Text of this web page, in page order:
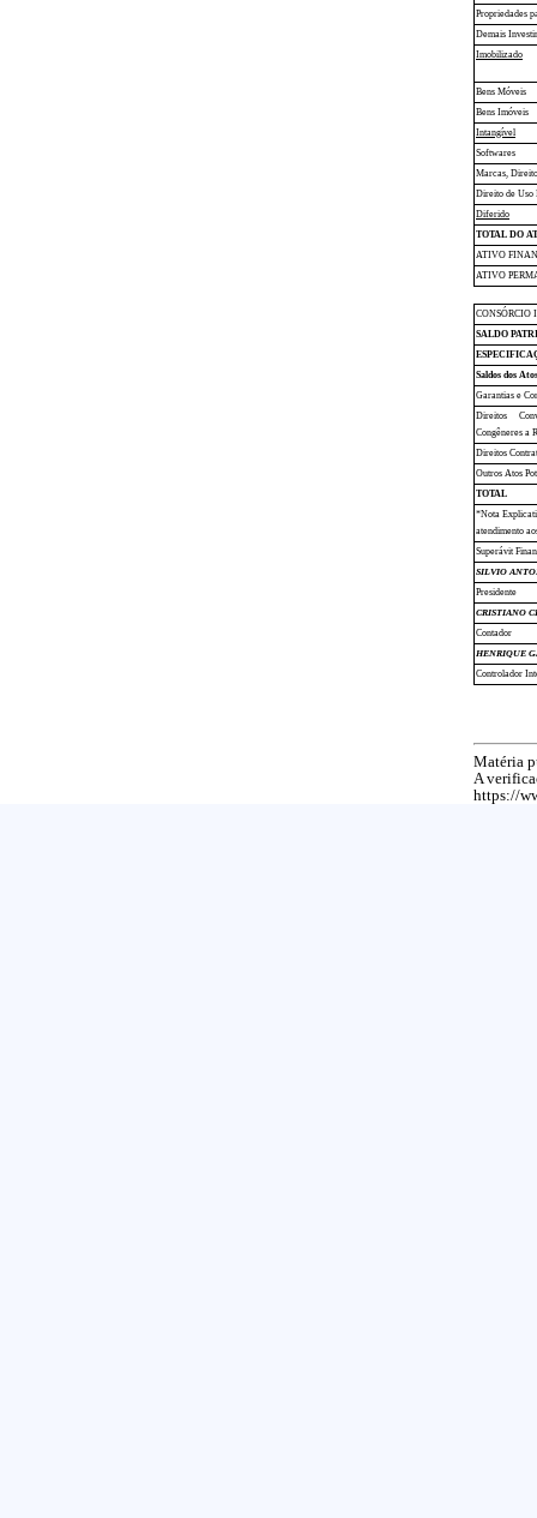
Propriedades
Demais
Imobilizado
Bens Móveis
Bens Imóveis
Intangível
Softwares
Marcas,
Direito de Uso
Diferido
TOTAL DO
ATIVO
ATIVO
CONSÓRCIO
SALDO
Saldos dos
Garantias e
Direitos
Congêneres a
Direitos
Outros Atos
TOTAL
*Nota
atendimento
Superávit
SILVIO
Presidente
CRISTIANO
Contador
HENRIQUE
Controlador
Matéria
A
https://